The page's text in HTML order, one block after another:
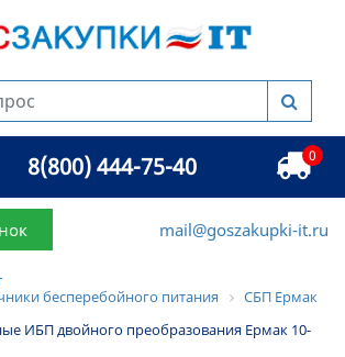
8(800) 444-75-40 0
mail@goszakupki-it.ru
бесперебойного питания
СБП Ермак
ИБП двойного преобразования Ермак 10-